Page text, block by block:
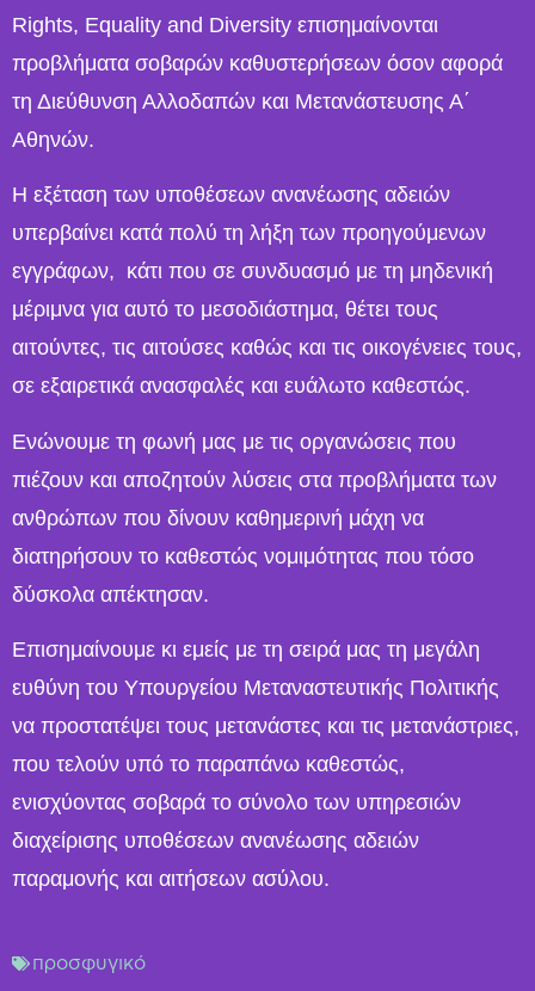
Rights, Equality and Diversity επισημαίνονται
προβλήματα σοβαρών καθυστερήσεων όσον αφορά
τη Διεύθυνση Αλλοδαπών και Μετανάστευσης Α΄
Αθηνών.
Η εξέταση των υποθέσεων ανανέωσης αδειών
υπερβαίνει κατά πολύ τη λήξη των προηγούμενων
εγγράφων, κάτι που σε συνδυασμό με τη μηδενική
μέριμνα για αυτό το μεσοδιάστημα, θέτει τους
αιτούντες, τις αιτούσες καθώς και τις οικογένειες τους,
σε εξαιρετικά ανασφαλές και ευάλωτο καθεστώς.
Ενώνουμε τη φωνή μας με τις οργανώσεις που
πιέζουν και αποζητούν λύσεις στα προβλήματα των
ανθρώπων που δίνουν καθημερινή μάχη να
διατηρήσουν το καθεστώς νομιμότητας που τόσο
δύσκολα απέκτησαν.
Επισημαίνουμε κι εμείς με τη σειρά μας τη μεγάλη
ευθύνη του Υπουργείου Μεταναστευτικής Πολιτικής
να προστατέψει τους μετανάστες και τις μετανάστριες,
που τελούν υπό το παραπάνω καθεστώς,
ενισχύοντας σοβαρά το σύνολο των υπηρεσιών
διαχείρισης υποθέσεων ανανέωσης αδειών
παραμονής και αιτήσεων ασύλου.
προσφυγικό